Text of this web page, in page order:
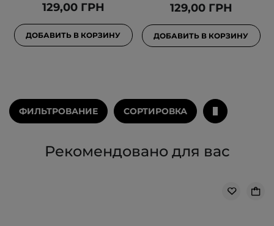
129,00 ГРН
ДОБАВИТЬ В КОРЗИНУ
129,00 ГРН
ДОБАВИТЬ В КОРЗИНУ
ФИЛЬТРОВАНИЕ СОРТИРОВКА
Рекомендовано для вас